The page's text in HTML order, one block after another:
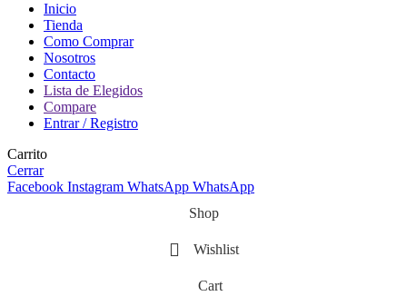
Inicio
Tienda
Como Comprar
Nosotros
Contacto
Lista de Elegidos
Compare
Entrar / Registro
Carrito
Cerrar
Facebook Instagram WhatsApp WhatsApp
Shop
Wishlist
Cart